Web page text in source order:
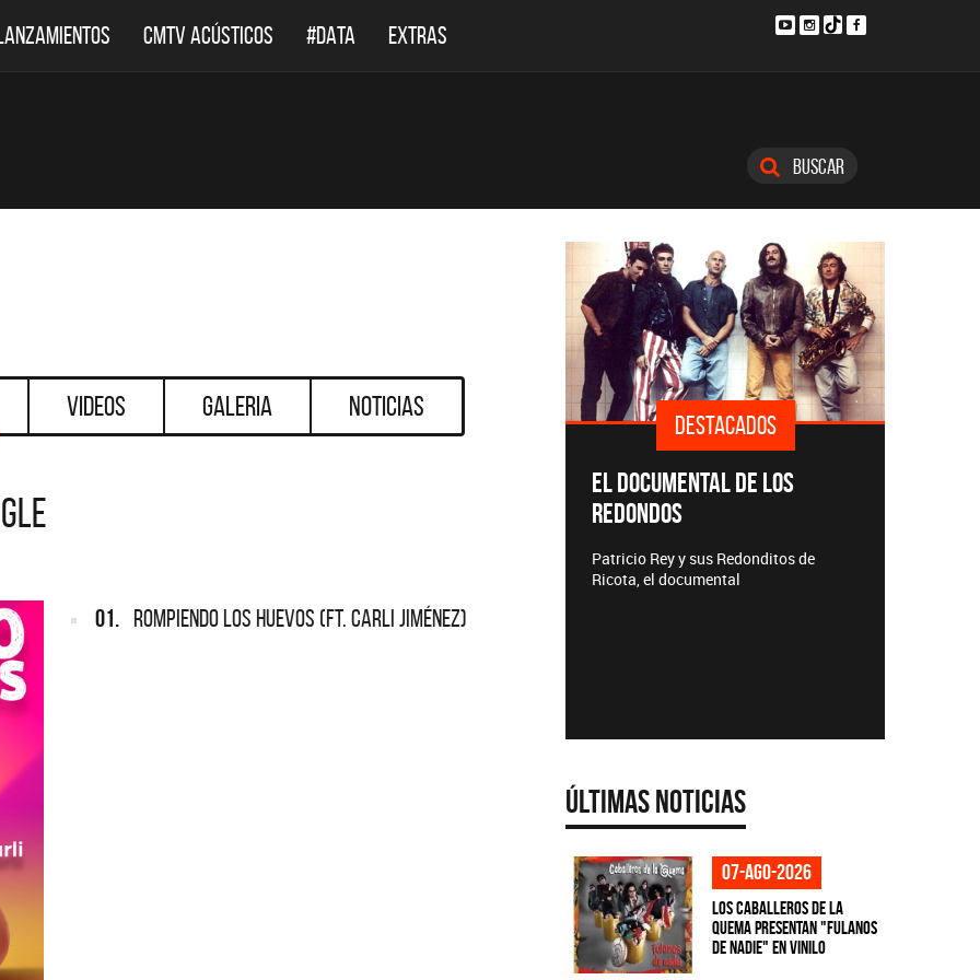
CMTV ACÚSTICOS #DATA EXTRAS
Buscar
Videos Galeria Noticias
01. ROMPIENDO LOS HUEVOS (FT. CARLI JIMÉNEZ)
DESTACADOS DESTACADOS DESTACADOS
SINGLES Y DISCOS DESTACADOS
Lanzamientos CMTV
Últimas Noticias
07-ago-2026
Los Caballeros de la
Quema presentan "Fulanos
de Nadie" en vinilo